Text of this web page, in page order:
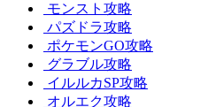
モンスト攻略
パズドラ攻略
ポケモンGO攻略
グラブル攻略
イルルカSP攻略
オルエク攻略